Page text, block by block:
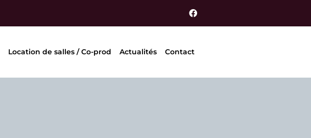
Location de salles / Co-prod Actualités Contact